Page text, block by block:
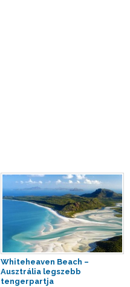
Whiteheaven Beach –
Ausztrália legszebb
tengerpartja